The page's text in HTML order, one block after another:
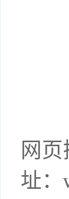
网
址：